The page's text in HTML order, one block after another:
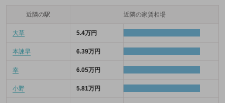
近隣の駅 近隣の家賃相場
大草 5.4万円
本諫早 6.39万円
幸 6.05万円
小野 5.81万円